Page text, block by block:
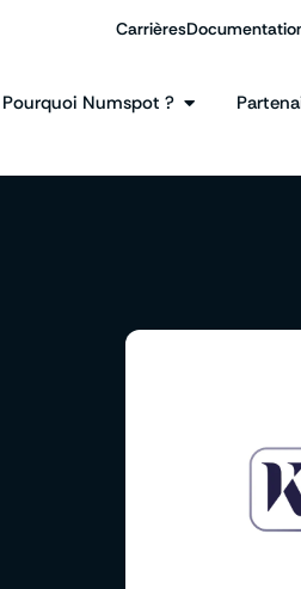
Carrières
Pourquoi Numspot ?